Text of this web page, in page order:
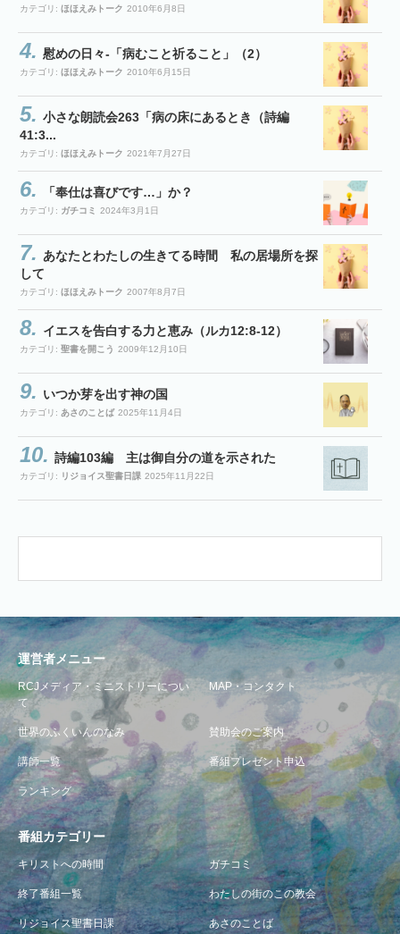
カテゴリ: ほほえみトーク 2010年6月8日
慰めの日々-「病むこと祈ること」（2）
カテゴリ: ほほえみトーク 2010年6月15日
小さな朗読会263「病の床にあるとき（詩編
41:3...
カテゴリ: ほほえみトーク 2021年7月27日
「奉仕は喜びです…」か？
カテゴリ: ガチコミ 2024年3月1日
あなたとわたしの生きてる時間 私の居場所を探
して
カテゴリ: ほほえみトーク 2007年8月7日
イエスを告白する力と恵み（ルカ12:8-12）
カテゴリ: 聖書を開こう 2009年12月10日
いつか芽を出す神の国
カテゴリ: あさのことば 2025年11月4日
詩編103編 主は御自分の道を示された
カテゴリ: リジョイス聖書日課 2025年11月22日
運営者メニュー
RCJメディア・ミニストリーについ
て
MAP・コンタクト
世界のふくいんのなみ 賛助会のご案内
講師一覧 番組プレゼント申込
ランキング
番組カテゴリー
キリストへの時間 ガチコミ
終了番組一覧 わたしの街のこの教会
リジョイス聖書日課 あさのことば